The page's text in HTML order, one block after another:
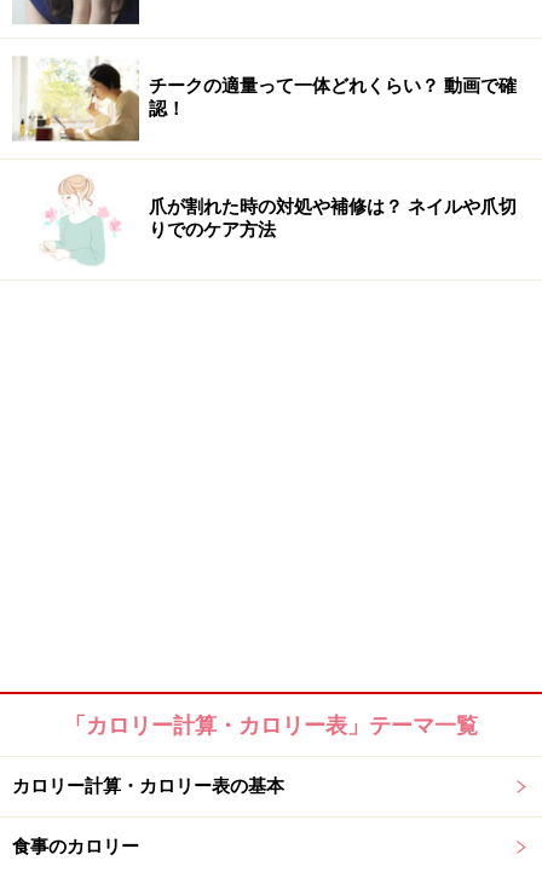
チークの適量って一体どれくらい？ 動画で確
認！
爪が割れた時の対処や補修は？ ネイルや爪切
りでのケア方法
「カロリー計算・カロリー表」テーマ一覧
カロリー計算・カロリー表の基本
食事のカロリー